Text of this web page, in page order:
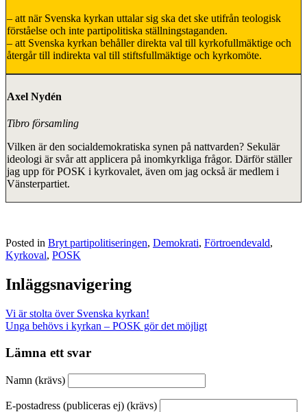
– att när Svenska kyrkan uttalar sig ska det ske utifrån teologisk
förståelse och inte partipolitiska ställningstaganden.
– att Svenska kyrkan behåller direkta val till kyrkofullmäktige och
återgår till indirekta val till stiftsfullmäktige och kyrkomöte.
Axel Nydén
Tibro församling
Vilken är den socialdemokratiska synen på nattvarden? Sekulär
ideologi är svår att applicera på inomkyrkliga frågor. Därför ställer
jag upp för POSK i kyrkovalet, även om jag också är medlem i
Vänsterpartiet.
Posted in Bryt partipolitiseringen, Demokrati, Förtroendevald,
Kyrkoval, POSK
Inläggsnavigering
Vi är stolta över Svenska kyrkan!
Unga behövs i kyrkan – POSK gör det möjligt
Lämna ett svar
Namn (krävs)
E-postadress (publiceras ej) (krävs)